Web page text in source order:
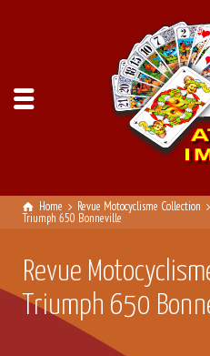
Home Revue Motocyclisme Collection
Triumph 650 Bonneville
Revue
Triumph 650